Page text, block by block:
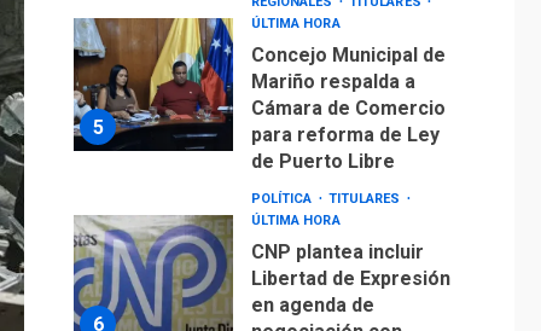
6
POLÍTICA
CNP plantea incluir
Libertad de Expresión
en agenda de
negociación con
comisión de AN 2015
DESTACADOS
Gobierno nacional y
regional nos
respaldaron desde el